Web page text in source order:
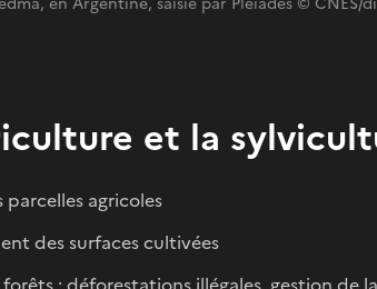
et la
agricoles
des surfaces cultivées